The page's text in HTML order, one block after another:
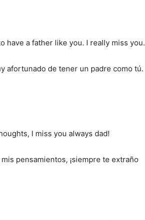
have a father like you. I really miss you.
afortunado de tener un padre como tú.
I miss you always dad!
pensamientos, ¡siempre te extraño